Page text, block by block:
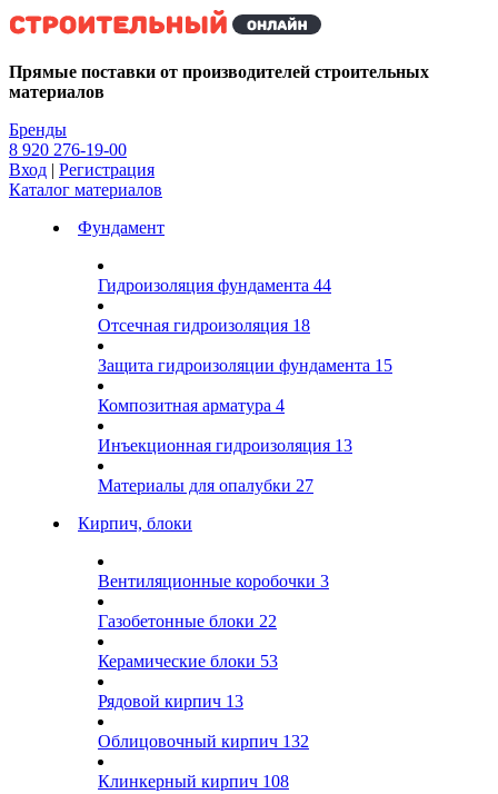
Kg
Прямые поставки от производителей строительных
материалов
Бренды
8 920 276-19-00
Вход | Регистрация
Каталог материалов
Фундамент
Гидроизоляция фундамента 44
Отсечная гидроизоляция 18
Защита гидроизоляции фундамента 15
Композитная арматура 4
Инъекционная гидроизоляция 13
Материалы для опалубки 27
Кирпич, блоки
Вентиляционные коробочки 3
Газобетонные блоки 22
Керамические блоки 53
Рядовой кирпич 13
Облицовочный кирпич 132
Клинкерный кирпич 108